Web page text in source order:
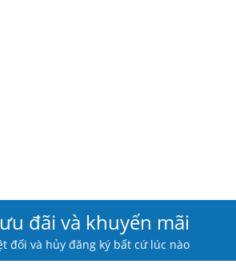
đãi và khuyến mãi
đối và hủy đăng ký bất cứ lúc nào